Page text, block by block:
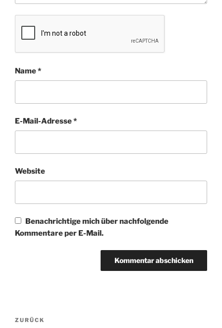
Name*
E-Mail-Adresse*
Website
Benachrichtige mich über nachfolgende
Kommentare per E-Mail.
Beitragsnavigation
Vorheriger
ZURÜCK